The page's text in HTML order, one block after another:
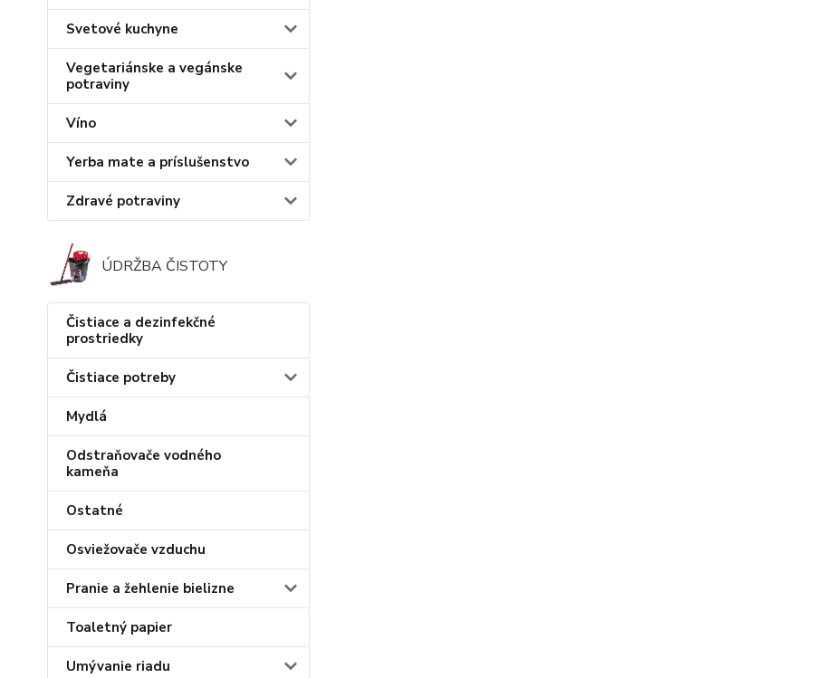
Svetové kuchyne
Vegetariánske a vegánske
potraviny
Víno
Yerba mate a príslušenstvo
Zdravé potraviny
ÚDRŽBA ČISTOTY
Čistiace a dezinfekčné
prostriedky
Čistiace potreby
Mydlá
Odstraňovače vodného
kameňa
Ostatné
Osviežovače vzduchu
Pranie a žehlenie bielizne
Toaletný papier
Umývanie riadu